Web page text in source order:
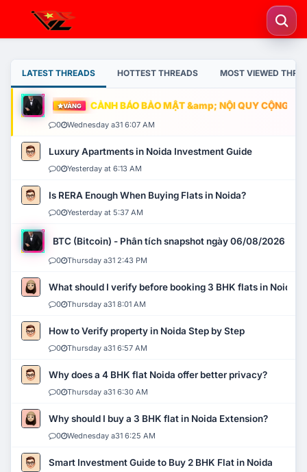
LATEST THREADS HOTTEST THREADS MOST VIEWED
VÀNG CẢNH BÁO BẢO MẬT &amp; NỘI QUY CỘNG
0 Wednesday a31 6:07 AM
Luxury Apartments in Noida Investment Guide
0 Yesterday at 6:13 AM
Is RERA Enough When Buying Flats in Noida?
0 Yesterday at 5:37 AM
BTC (Bitcoin) - Phân tích snapshot ngày 06/08/2026
0 Thursday a31 2:43 PM
What should I verify before booking 3 BHK flats in Noida?
0 Thursday a31 8:01 AM
How to Verify property in Noida Step by Step
0 Thursday a31 6:57 AM
Why does a 4 BHK flat Noida offer better privacy?
0 Thursday a31 6:30 AM
Why should I buy a 3 BHK flat in Noida Extension?
0 Wednesday a31 6:25 AM
Smart Investment Guide to Buy 2 BHK Flat in Noida